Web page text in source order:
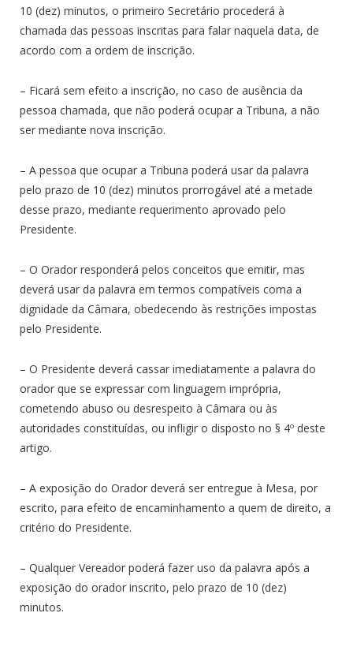
10 (dez) minutos, o primeiro Secretário procederá à
chamada das pessoas inscritas para falar naquela data, de
acordo com a ordem de inscrição.
– Ficará sem efeito a inscrição, no caso de ausência da
pessoa chamada, que não poderá ocupar a Tribuna, a não
ser mediante nova inscrição.
– A pessoa que ocupar a Tribuna poderá usar da palavra
pelo prazo de 10 (dez) minutos prorrogável até a metade
desse prazo, mediante requerimento aprovado pelo
Presidente.
– O Orador responderá pelos conceitos que emitir, mas
deverá usar da palavra em termos compatíveis coma a
dignidade da Câmara, obedecendo às restrições impostas
pelo Presidente.
– O Presidente deverá cassar imediatamente a palavra do
orador que se expressar com linguagem imprópria,
cometendo abuso ou desrespeito à Câmara ou às
autoridades constituídas, ou infligir o disposto no § 4º deste
artigo.
– A exposição do Orador deverá ser entregue à Mesa, por
escrito, para efeito de encaminhamento a quem de direito, a
critério do Presidente.
– Qualquer Vereador poderá fazer uso da palavra após a
exposição do orador inscrito, pelo prazo de 10 (dez)
minutos.